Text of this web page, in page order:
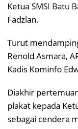
Ketua SMSI Batu
Fadzlan.
Turut
Renold Asmara,
Kadis Kominfo
Diakhir
plakat kepada
sebagai cendera